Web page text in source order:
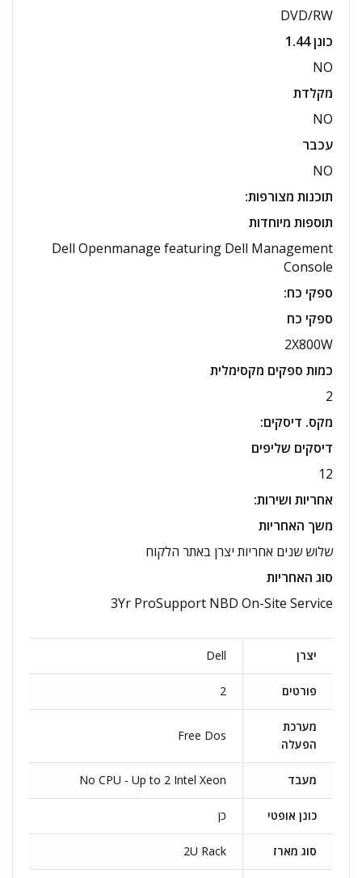
DVD/RW
כונן 1.44
NO
מקלדת
NO
עכבר
NO
תוכנות מצורפות:
תוספות מיוחדות
Dell Openmanage featuring Dell Management
Console
ספקי כח:
ספקי כח
2X800W
כמות ספקים מקסימלית
2
מקס. דיסקים:
דיסקים שליפים
12
אחריות ושירות:
משך האחריות
שלוש שנים אחריות יצרן באתר הלקוח
סוג האחריות
3Yr ProSupport NBD On-Site Service
יצרן Dell
פורטים 2
מערכת
הפעלה
Free Dos
מעבד No CPU - Up to 2 Intel Xeon
כונן אופטי כן
סוג מארז 2U Rack